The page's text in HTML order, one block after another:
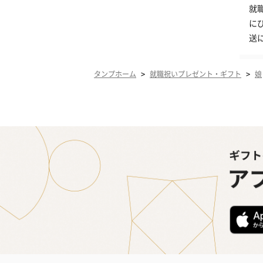
就
に
送
タンプホーム > 就職祝いプレゼント・ギフト > 娘